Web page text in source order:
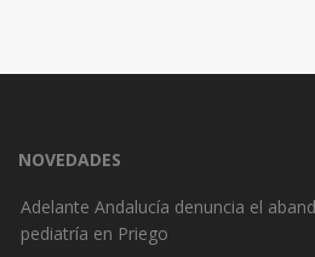
NOVEDADES
Adelante Andalucía denuncia el
pediatría en Priego